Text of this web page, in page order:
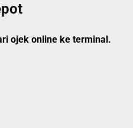
ojek online ke terminal.